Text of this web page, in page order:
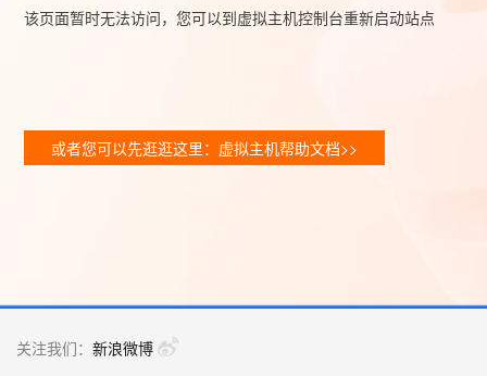
该页面暂时无法访问，您可以到虚拟主机控制台重新启动站点
或者您可以先逛逛这里：虚拟主机帮助文档>>